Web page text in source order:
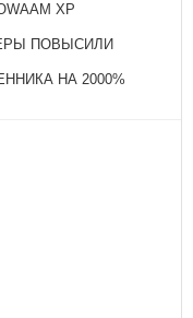
XP
ПОВЫСИЛИ
НА 2000%